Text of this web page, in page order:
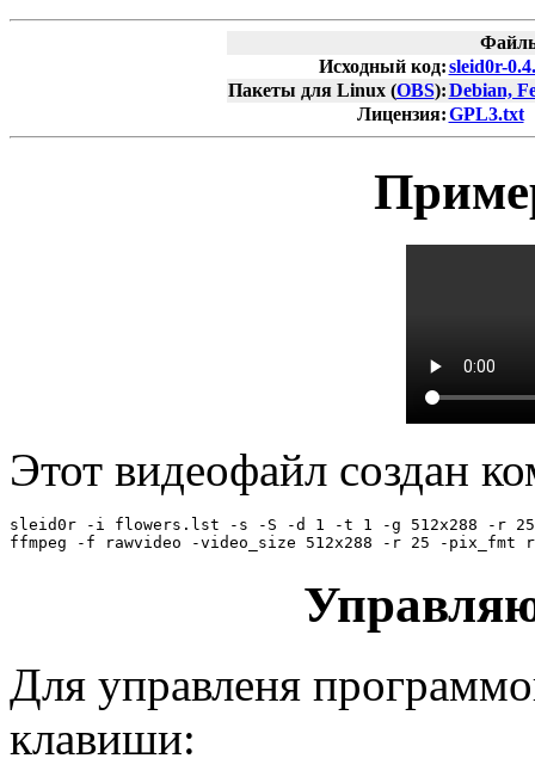
Исходный код:sleid0r-
Пакеты для Linux (OBS):Debian,
Лицензия:GPL3.txt
Этот видеофайл создан
sleid0r -i flowers.lst -s -S -d 1 -t 1 -g 512x288 -r
Для управленя
клавиши: